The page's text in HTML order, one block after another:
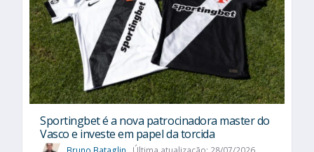
Sportingbet é a nova patrocinadora master do
Vasco e investe em papel da torcida